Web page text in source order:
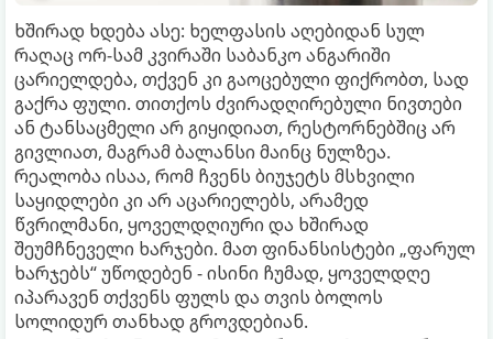
ხშირად ხდება ასე: ხელფასის აღებიდან სულ
რაღაც ორ-სამ კვირაში საბანკო ანგარიში
ცარიელდება, თქვენ კი გაოცებული ფიქრობთ, სად
გაქრა ფული. თითქოს ძვირადღირებული ნივთები
ან ტანსაცმელი არ გიყიდიათ, რესტორნებშიც არ
გივლიათ, მაგრამ ბალანსი მაინც ნულზეა.
რეალობა ისაა, რომ ჩვენს ბიუჯეტს მსხვილი
საყიდლები კი არ აცარიელებს, არამედ
წვრილმანი, ყოველდღიური და ხშირად
შეუმჩნეველი ხარჯები. მათ ფინანსისტები „ფარულ
ხარჯებს“ უწოდებენ - ისინი ჩუმად, ყოველდღე
იპარავენ თქვენს ფულს და თვის ბოლოს
სოლიდურ თანხად გროვდებიან.